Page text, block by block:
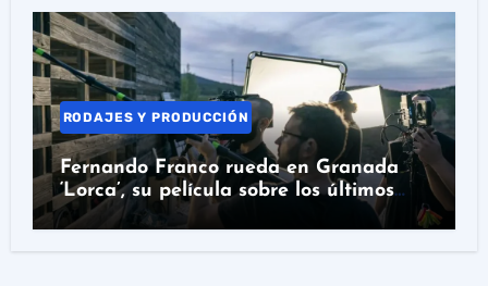
RODAJES Y PRODUCCIÓN
Fernando Franco rueda en Granada
‘Lorca’, su película sobre los últimos
días del poeta